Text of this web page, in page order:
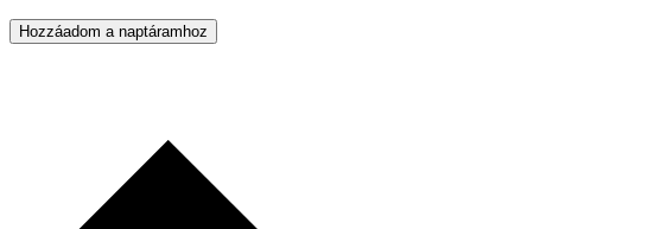
Hozzáadom a naptáramhoz